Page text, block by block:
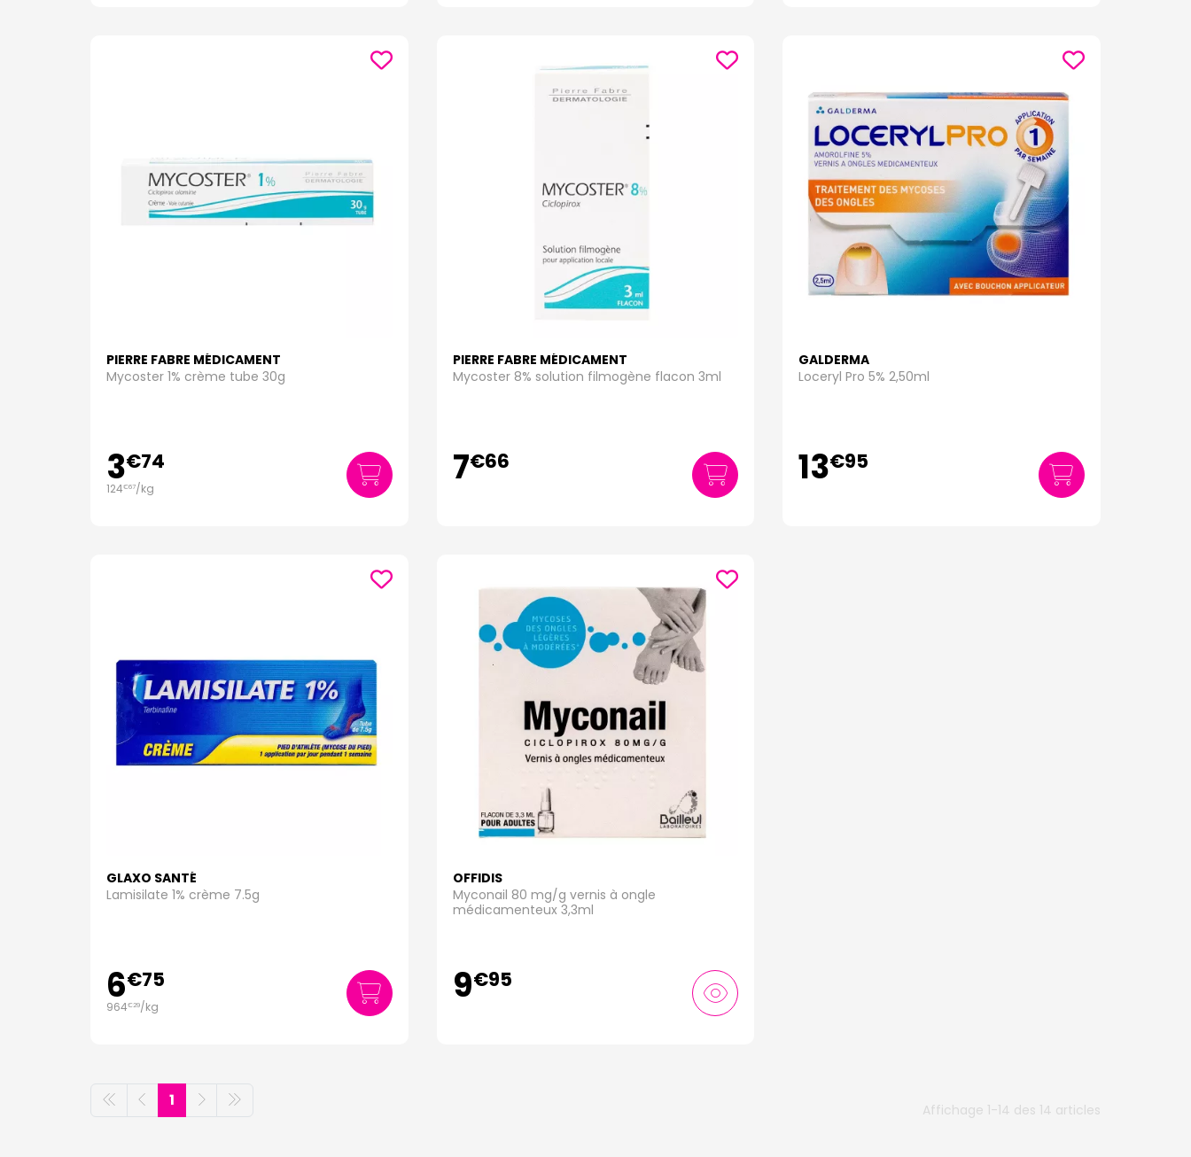
PIERRE FABRE MÉDICAMENT
Mycoster 1% crème tube 30g
3€74
124€67/kg
PIERRE FABRE MÉDICAMENT
Mycoster 8% solution filmogène flacon 3ml
7€66
GALDERMA
Loceryl Pro 5% 2,50ml
13€95
GLAXO SANTÉ
Lamisilate 1% crème 7.5g
6€75
964€29/kg
OFFIDIS
Myconail 80 mg/g vernis à ongle
médicamenteux 3,3ml
9€95
Affichage 1-14 des 14 articles
1